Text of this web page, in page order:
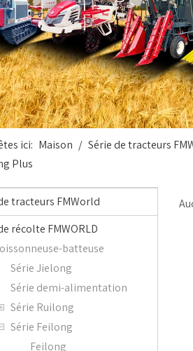
ici: Maison / Série de tracteurs
Plus
tracteurs FMWorld
récolte FMWORLD
batteuse
Série Jielong
Série demi-alimentation
Série Ruilong
Série Feilong
Feilong